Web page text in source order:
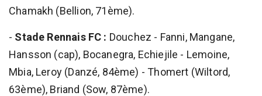
Chamakh (Bellion, 71ème).
- Stade Rennais FC : Douchez - Fanni, Mangane,
Hansson (cap), Bocanegra, Echiejile - Lemoine,
Mbia, Leroy (Danzé, 84ème) - Thomert (Wiltord,
63ème), Briand (Sow, 87ème).